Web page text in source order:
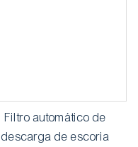
Filtro automático de
descarga de escoria